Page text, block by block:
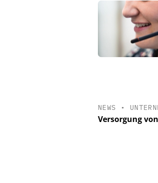
NEWS •
Versorgung